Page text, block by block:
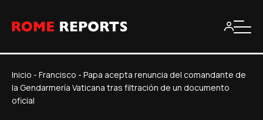
Inicio - Francisco - Papa acepta renuncia del comandante de
la Gendarmería Vaticana tras filtración de un documento
oficial